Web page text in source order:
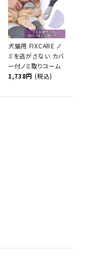
犬猫用 FIXCARE ノ
ミを逃がさない カバ
ー付ノミ取りコーム
1,738円 (税込)